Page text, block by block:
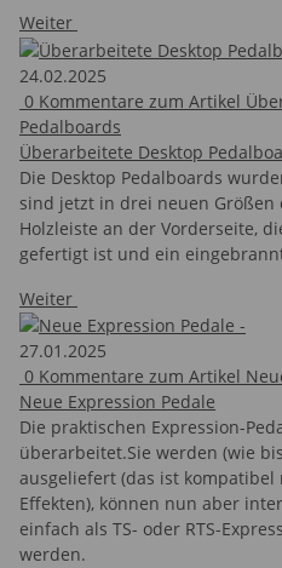
Weiter
24.02.2025
0 Kommentare zum Artikel
Pedalboards
Überarbeitete Desktop
Die Desktop Pedalboards
sind jetzt in drei neuen
Holzleiste an der Vorderseite,
gefertigt ist und ein
Weiter
27.01.2025
0 Kommentare zum Artikel
Neue Expression Pedale
Die praktischen Expression-
überarbeitet.Sie werden (wie
ausgeliefert (das ist
Effekten), können nun aber
einfach als TS- oder RTS-
werden.